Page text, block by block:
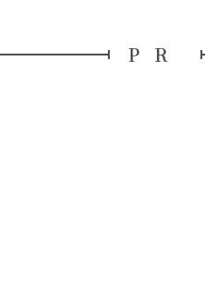
PR